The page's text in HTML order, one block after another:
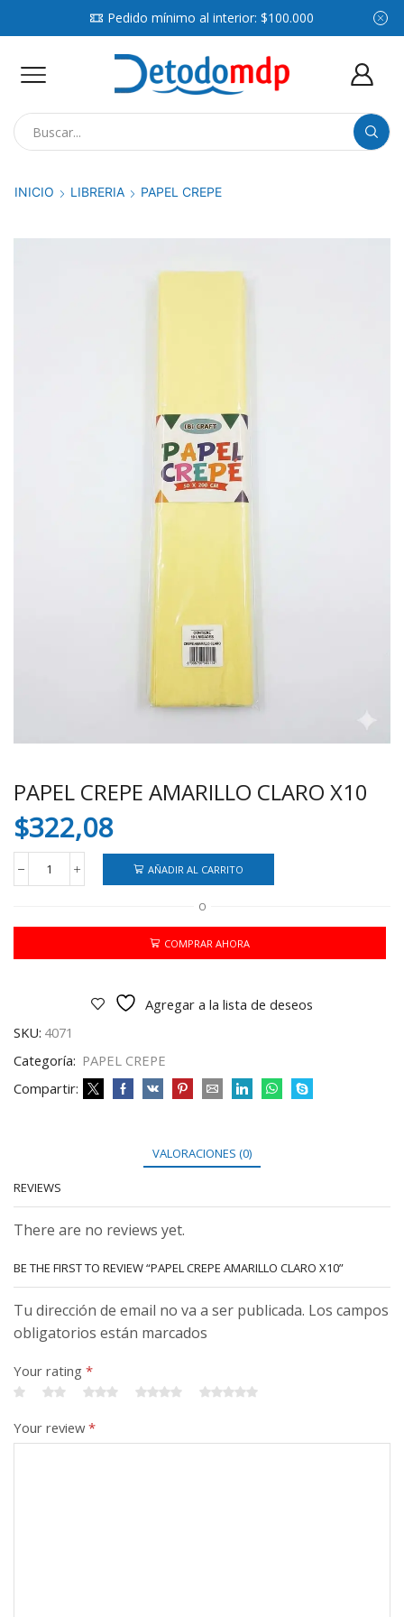
Pedido mínimo al interior: $100.000
INICIO LIBRERIA PAPEL CREPE
PAPEL CREPE AMARILLO CLARO X10
$322,08
PAPEL
CLARO
cantidad
AÑADIR AL CARRITO
O
COMPRAR AHORA
Agregar a la lista de deseos
SKU: 4071
Categoría: PAPEL CREPE
Compartir:
VALORACIONES (0)
REVIEWS
There are no reviews yet.
BE THE FIRST TO REVIEW “PAPEL CREPE AMARILLO CLARO X10”
Tu dirección de email no va a ser publicada. Los campos
obligatorios están marcados
Your rating *
Your review*